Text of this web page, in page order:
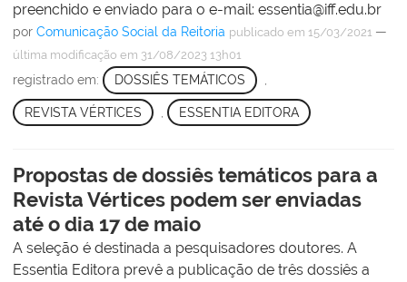
preenchido e enviado para o e-mail: essentia@iff.edu.br
por Comunicação Social da Reitoria publicado em 15/03/2021 —
última modificação em 31/08/2023 13h01
registrado em: DOSSIÊS TEMÁTICOS ,
REVISTA VÉRTICES ESSENTIA EDITORA
Propostas de dossiês temáticos para a
Revista Vértices podem ser enviadas
até o dia 17 de maio
A seleção é destinada a pesquisadores doutores. A
Essentia Editora prevê a publicação de três dossiês a